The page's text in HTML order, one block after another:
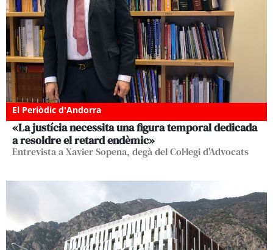
El Periòdic d'Andorra
«La justícia necessita una figura temporal dedicada
a resoldre el retard endèmic»
Entrevista a Xavier Sopena, degà del Col·legi d'Advocats